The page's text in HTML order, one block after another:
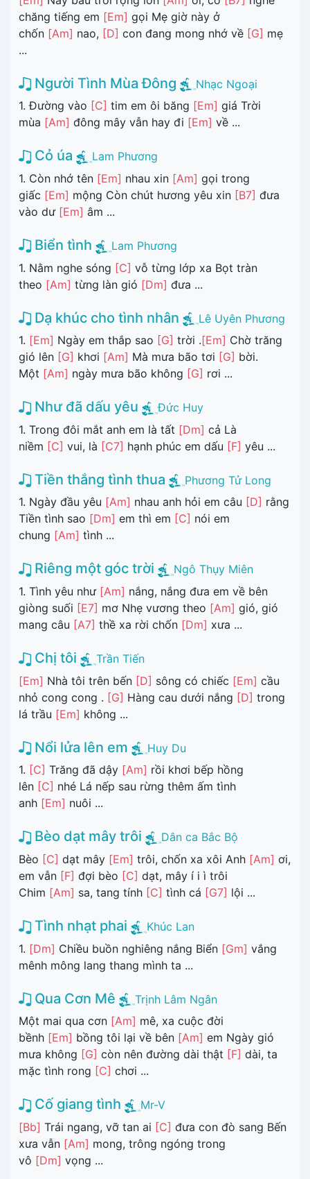
chăng tiếng em [Em] gọi Mẹ giờ này ở
chốn [Am] nao, [D] con đang mong nhớ về [G] mẹ
...
Người Tình Mùa Đông
Nhạc Ngoại
1. Đường vào [C] tim em ôi băng [Em] giá Trời
mùa [Am] đông mây vẫn hay đi [Em] về ...
Cỏ úa
Lam Phương
1. Còn nhớ tên [Em] nhau xin [Am] gọi trong
giấc [Em] mộng Còn chút hương yêu xin [B7] đưa
vào dư [Em] âm ...
Biển tình
Lam Phương
1. Nằm nghe sóng [C] vỗ từng lớp xa Bọt tràn
theo [Am] từng làn gió [Dm] đưa ...
Dạ khúc cho tình nhân
Lê Uyên Phương
1. [Em] Ngày em thắp sao [G] trời .[Em] Chờ trăng
gió lên [G] khơi [Am] Mà mưa bão tơi [G] bời.
Một [Am] ngày mưa bão không [G] rơi ...
Như đã dấu yêu
Đức Huy
1. Trong đôi mắt anh em là tất [Dm] cả Là
niềm [C] vui, là [C7] hạnh phúc em dấu [F] yêu ...
Tiền thắng tình thua
Phương Tử Long
1. Ngày đầu yêu [Am] nhau anh hỏi em câu [D] rằng
Tiền tình sao [Dm] em thì em [C] nói em
chung [Am] tình ...
Riêng một góc trời
Ngô Thụy Miên
1. Tình yêu như [Am] nắng, nắng đưa em về bên
giòng suối [E7] mơ Nhẹ vương theo [Am] gió, gió
mang câu [A7] thề xa rời chốn [Dm] xưa ...
Chị tôi
Trần Tiến
[Em] Nhà tôi trên bến [D] sông có chiếc [Em] cầu
nhỏ cong cong . [G] Hàng cau dưới nắng [D] trong
lá trầu [Em] không ...
Nổi lửa lên em
Huy Du
1. [C] Trăng đã dậy [Am] rồi khơi bếp hồng
lên [C] nhé Lá nếp sau rừng thêm ấm tình
anh [Em] nuôi ...
Bèo dạt mây trôi
Dân ca Bắc Bộ
Bèo [C] dạt mây [Em] trôi, chốn xa xôi Anh [Am] ơi,
em vẫn [F] đợi bèo [C] dạt, mây í i ì trôi
Chim [Am] sa, tang tính [C] tình cá [G7] lội ...
Tình nhạt phai
Khúc Lan
1. [Dm] Chiều buồn nghiêng nắng Biển [Gm] vắng
mênh mông lang thang mình ta ...
Qua Cơn Mê
Trịnh Lâm Ngân
Một mai qua cơn [Am] mê, xa cuộc đời
bềnh [Em] bồng tôi lại về bên [Am] em Ngày gió
mưa không [G] còn nên đường dài thật [F] dài, ta
mặc tình rong [C] chơi ...
Cố giang tình
Mr-V
[Bb] Trái ngang, vỡ tan ai [C] đưa con đò sang Bến
xưa vẫn [Am] mong, trông ngóng trong
vô [Dm] vọng ...